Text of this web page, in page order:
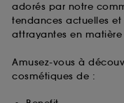
adorés par notre
tendances actuelles et
attrayantes en
Amusez-vous à
cosmétiques de :